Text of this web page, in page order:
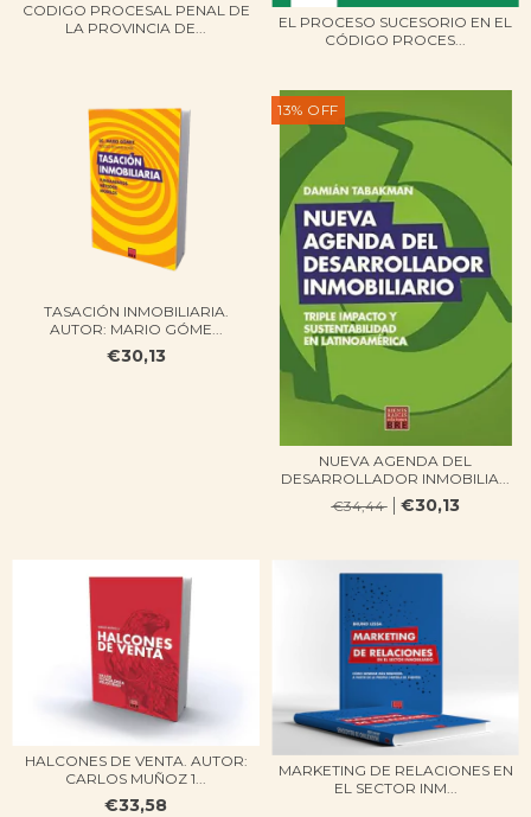
CODIGO PROCESAL PENAL DE
LA PROVINCIA DE...
EL PROCESO SUCESORIO EN EL
CÓDIGO PROCES...
TASACIÓN INMOBILIARIA.
AUTOR: MARIO GÓME...
€30,13
13% OFF
NUEVA AGENDA DEL
DESARROLLADOR INMOBILIA...
€34,44
€30,13
HALCONES DE VENTA. AUTOR:
CARLOS MUÑOZ 1...
€33,58
MARKETING DE RELACIONES EN
EL SECTOR INM...